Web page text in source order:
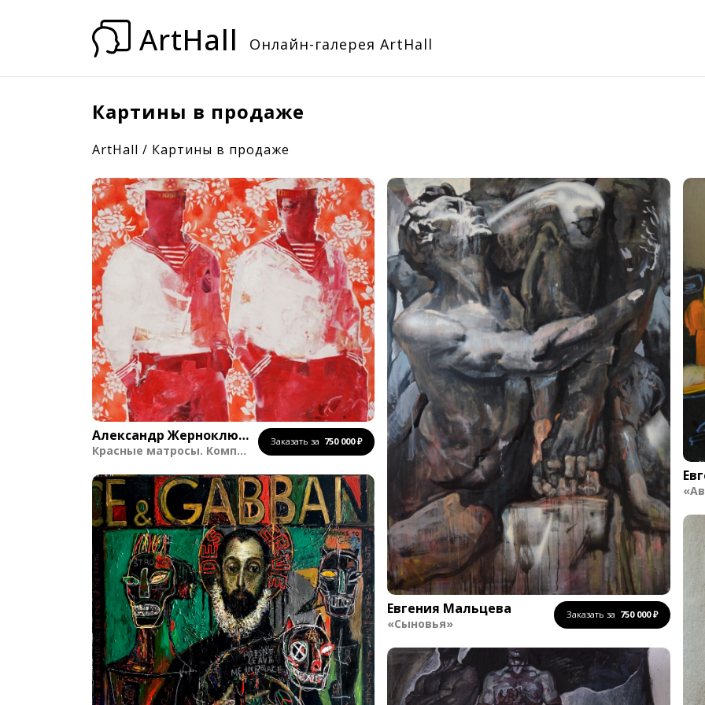
ArtHall Онлайн-галерея ArtHall
Картины в продаже
ArtHall / Картины в продаже
Александр Жерноклюев
Красные матросы. Композиция 5
Заказать за 750 000 ₽
Евгения Мальцева
«Сыновья»
Заказать за 750 000 ₽